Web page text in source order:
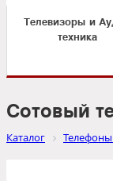
Телевизоры и
техника
Сотовый
Каталог